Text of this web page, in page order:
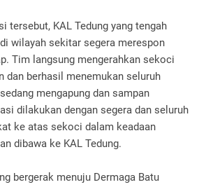
tersebut, KAL Tedung yang tengah
wilayah sekitar segera merespon
Tim langsung mengerahkan sekoci
dan berhasil menemukan seluruh
mengapung dan sampan
dilakukan dengan segera dan seluruh
ke atas sekoci dalam keadaan
dibawa ke KAL Tedung.
bergerak menuju Dermaga Batu